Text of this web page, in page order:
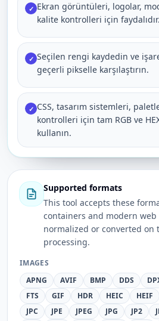
✓ Ekran görüntüleri, logolar,
kalite kontrolleri için faydalıdır.
✓ Seçilen rengi kaydedin ve
geçerli pikselle karşılaştırın.
✓ CSS, tasarım sistemleri,
kontrolleri için tam RGB ve
kullanın.
Supported formats
This tool accepts these
containers and modern
normalized or converted on
processing.
IMAGES
APNG
AVIF BMP DDS
FTS
GIF HDR HEIC HEIF
JPC
JPE JPEG JPG JP2